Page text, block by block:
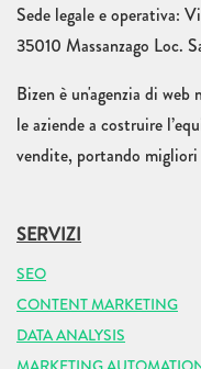
Sede legale e operativa:
35010 Massanzago Loc.
Bizen è un'agenzia di
le aziende a costruire
vendite, portando migliori
SERVIZI
SEO
CONTENT MARKETING
DATA ANALYSIS